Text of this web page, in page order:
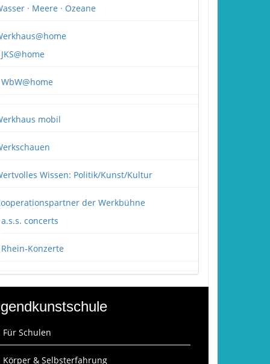
· Meere · Ozeane
JKS@home
WbW@home
mobil
Wissen: Politik/Kunst/Kultur
der Werkbühne
a.s.s. concerts
Rhein-Konzerte
Für Schulen
Körper & Selbsterfahrung